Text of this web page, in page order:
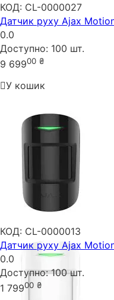
КОД: CL-0000027
Датчик руху Ajax
0.0
Доступно: 100 шт.
9 69900 ₴
У кошик
КОД: CL-0000013
Датчик руху Ajax
0.0
Доступно: 100 шт.
1 79900 ₴